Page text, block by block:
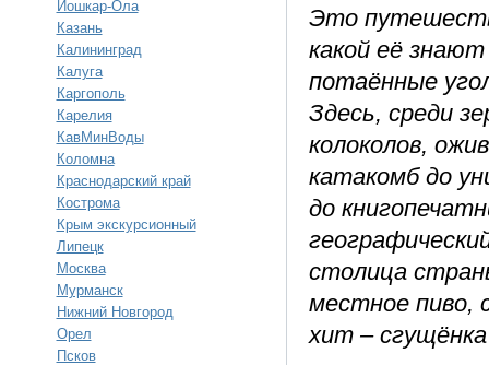
Йошкар-Ола
Казань
Калининград
Калуга
Каргополь
Карелия
КавМинВоды
Коломна
Краснодарский край
Кострома
Крым экскурсионный
Липецк
Москва
Мурманск
Нижний Новгород
Орел
Псков
Это
какой её
потаённые
Здесь, среди
колоколов,
катакомб до
до
столица
местное пиво,
хит –